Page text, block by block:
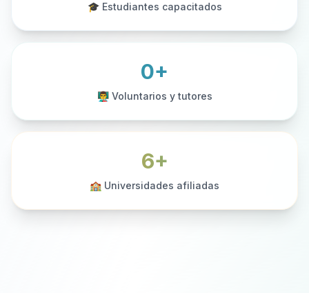
🎓 Estudiantes capacitados
0+
👨‍🏫 Voluntarios y tutores
6+
🏫 Universidades afiliadas